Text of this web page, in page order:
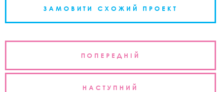
ЗАМОВИТИ СХОЖИЙ ПРОЕКТ
Навігація
ПОПЕРЕДНІЙ
НАСТУПНИЙ